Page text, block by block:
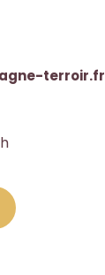
terroir.fr